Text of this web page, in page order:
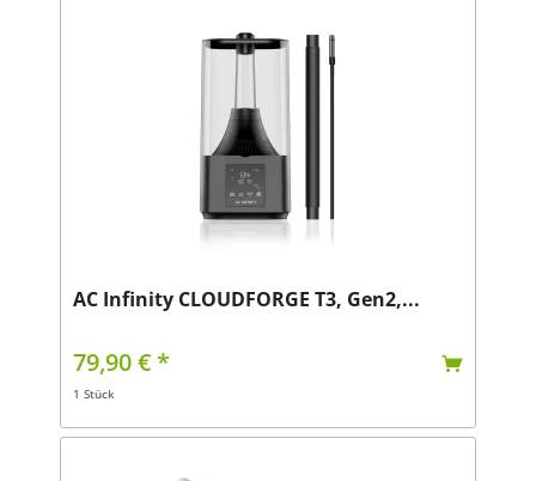
AC Infinity CLOUDFORGE T3, Gen2,...
79,90 € *
1 Stück